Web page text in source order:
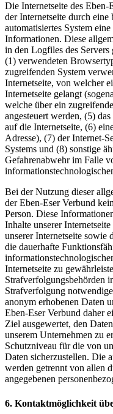
Die Internetseite des
der Internetseite durch eine
automatisiertes System
Informationen. Diese
in den Logfiles des Servers
(1) verwendeten
zugreifenden System
Internetseite, von welcher
Internetseite gelangt
welche über ein
angesteuert werden, (5)
auf die Internetseite, (6)
Adresse), (7) der Internet-
Systems und (8) sonstige
Gefahrenabwehr im Falle
Bei der Nutzung dieser
der Eben-Eser Verbund
Person. Diese
Inhalte unserer
unserer Internetseite sowie
die dauerhafte
Internetseite zu
Strafverfolgungsbehörden
Strafverfolgung
anonym erhobenen Daten
Eben-Eser Verbund daher
Ziel ausgewertet, den
unserem Unternehmen zu
Schutzniveau für die von
Daten sicherzustellen. Die
werden getrennt von allen
angegebenen
6. Kontaktmöglichkeit